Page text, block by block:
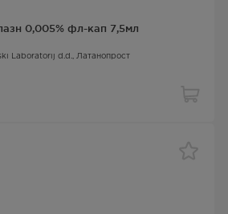
0,005% фл-кап 7,5мл
Laboratorij d.d., Латанопрост